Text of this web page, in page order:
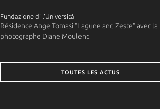
Fundazione di l'Università
Résidence Ange Tomasi "Lagune and Zeste" avec la
photographe Diane Moulenc
TOUTES LES ACTUS